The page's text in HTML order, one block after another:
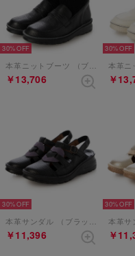
30%
￥13,706
30%
￥
30%
￥11,396
30%
￥